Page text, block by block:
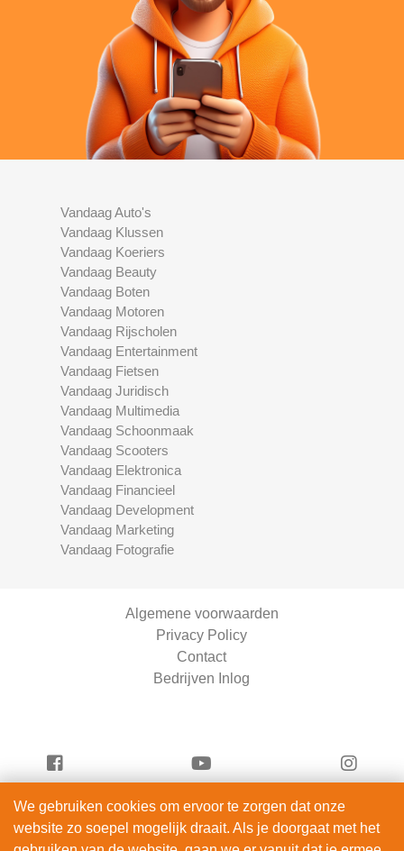
Vandaag Auto's
Vandaag Klussen
Vandaag Koeriers
Vandaag Beauty
Vandaag Boten
Vandaag Motoren
Vandaag Rijscholen
Vandaag Entertainment
Vandaag Fietsen
Vandaag Juridisch
Vandaag Multimedia
Vandaag Schoonmaak
Vandaag Scooters
Vandaag Elektronica
Vandaag Financieel
Vandaag Development
Vandaag Marketing
Vandaag Fotografie
Algemene voorwaarden
Privacy Policy
Contact
Bedrijven Inlog
Serviceright Schoonmaak is onderdeel van
ServiceRight B.V. | KVK 90914872
We gebruiken cookies om ervoor te zorgen dat onze
website zo soepel mogelijk draait. Als je doorgaat met het